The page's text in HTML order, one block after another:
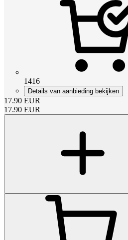
1416
Details van aanbieding bekijken
17.90 EUR
17.90 EUR